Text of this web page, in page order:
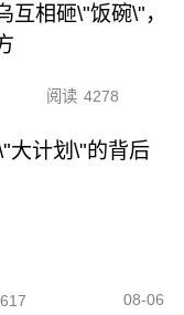
互相砸\"饭碗\"，
阅读 4278
大计划\"的背后
08-06